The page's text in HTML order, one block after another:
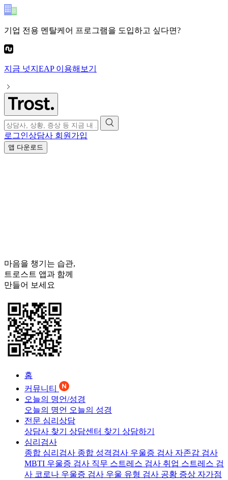
기업 전용 멘탈케어 프로그램을 도입하고 싶다면?
지금 넛지EAP이용해보기
로그인상담사 회원가입
앱 다운로드
마음을 챙기는 습관,
트로스트 앱과 함께
만들어 보세요
홈
커뮤니티
오늘의 명언/성경
오늘의 명언 오늘의 성경
전문 심리상담
상담사 찾기 상담센터 찾기 상담하기
심리검사
종합 심리검사 종합 성격검사 우울증 검사 자존감 검사
MBTI 우울증 검사 직무 스트레스 검사 취업 스트레스 검
사 코로나 우울증 검사 우울 유형 검사 공황 증상 자가점